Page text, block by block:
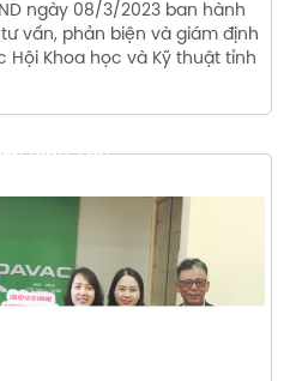
ngày 08/3/2023 ban hành
vấn, phản biện và giám định
Hội Khoa học và Kỹ thuật tỉnh
HÌNH ẢNH